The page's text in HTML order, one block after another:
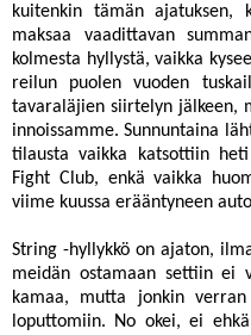
kuitenkin tämän ajatuksen,
maksaa vaadittavan
kolmesta hyllystä, vaikka
reilun puolen vuoden
tavaraläjien siirtelyn jälkeen,
innoissamme. Sunnuntaina
tilausta vaikka katsottiin
Fight Club, enkä vaikka
viime kuussa erääntyneen
String -hyllykkö on ajaton,
meidän ostamaan settiin ei
kamaa, mutta jonkin
loputtomiin. No okei, ei